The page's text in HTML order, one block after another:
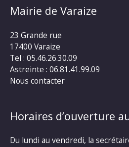
Mairie de Varaize
23 Grande rue
17400 Varaize
Tel : 05.46.26.30.09
Astreinte : 06.81.41.99.09
Nous contacter
Horaires d’ouverture
Du lundi au vendredi, la